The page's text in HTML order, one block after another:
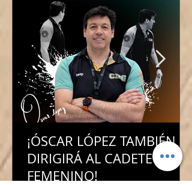
¡ÓSCAR LÓPEZ TAMBIÉN
DIRIGIRÁ AL CADETE
FEMENINO!